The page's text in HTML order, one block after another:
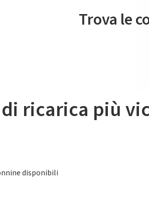
Trova le
ricarica più
disponibili